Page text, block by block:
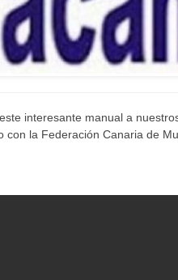
interesante manual a
con la Federación Canaria de